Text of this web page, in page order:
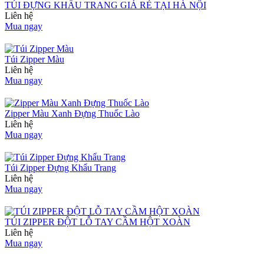
TÚI ĐỰNG KHẨU TRANG GIÁ RẺ TẠI HÀ NỘI
Liên hệ
Mua ngay
Túi Zipper Màu
Liên hệ
Mua ngay
Zipper Màu Xanh Đựng Thuốc Lào
Liên hệ
Mua ngay
Túi Zipper Đựng Khẩu Trang
Liên hệ
Mua ngay
TÚI ZIPPER ĐỘT LỖ TAY CẦM HỘT XOÀN
Liên hệ
Mua ngay